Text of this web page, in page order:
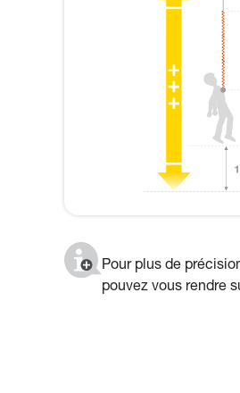
Pour plus de
pouvez vous rendre